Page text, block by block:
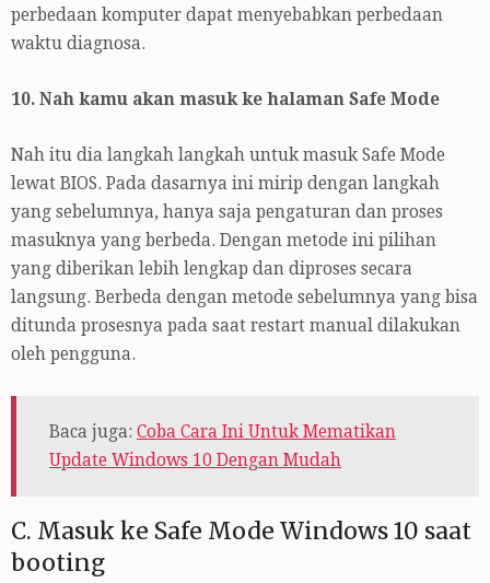
perbedaan komputer dapat menyebabkan perbedaan
waktu diagnosa.
10. Nah kamu akan masuk ke halaman Safe Mode
Nah itu dia langkah langkah untuk masuk Safe Mode
lewat BIOS. Pada dasarnya ini mirip dengan langkah
yang sebelumnya, hanya saja pengaturan dan proses
masuknya yang berbeda. Dengan metode ini pilihan
yang diberikan lebih lengkap dan diproses secara
langsung. Berbeda dengan metode sebelumnya yang bisa
ditunda prosesnya pada saat restart manual dilakukan
oleh pengguna.
Baca juga: Coba Cara Ini Untuk Mematikan
Update Windows 10 Dengan Mudah
C. Masuk ke Safe Mode Windows 10 saat
booting